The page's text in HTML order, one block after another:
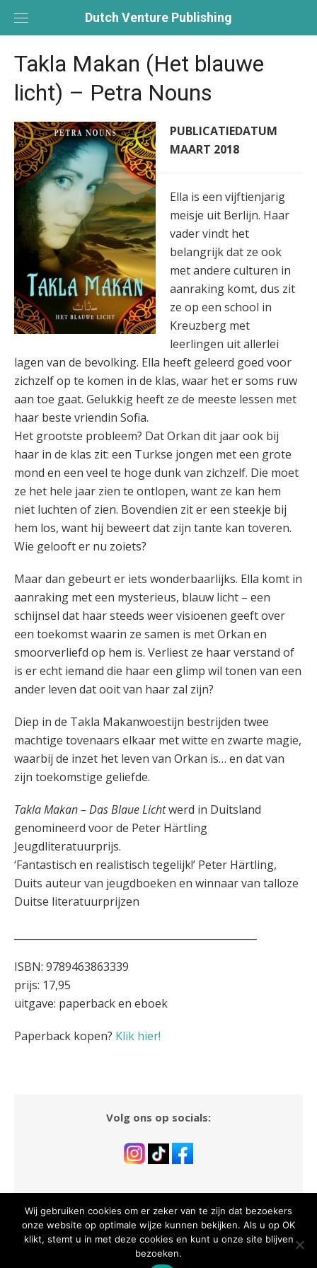
Dutch Venture Publishing
Takla Makan (Het blauwe
licht) – Petra Nouns
PUBLICATIEDATUM
MAART 2018
Ella is een vijftienjarig
meisje uit Berlijn. Haar
vader vindt het
belangrijk dat ze ook
met andere culturen in
aanraking komt, dus zit
ze op een school in
Kreuzberg met
leerlingen uit allerlei
lagen van de bevolking. Ella heeft geleerd goed voor
zichzelf op te komen in de klas, waar het er soms ruw
aan toe gaat. Gelukkig heeft ze de meeste lessen met
haar beste vriendin Sofia.
Het grootste probleem? Dat Orkan dit jaar ook bij
haar in de klas zit: een Turkse jongen met een grote
mond en een veel te hoge dunk van zichzelf. Die moet
ze het hele jaar zien te ontlopen, want ze kan hem
niet luchten of zien. Bovendien zit er een steekje bij
hem los, want hij beweert dat zijn tante kan toveren.
Wie gelooft er nu zoiets?
Maar dan gebeurt er iets wonderbaarlijks. Ella komt in
aanraking met een mysterieus, blauw licht – een
schijnsel dat haar steeds weer visioenen geeft over
een toekomst waarin ze samen is met Orkan en
smoorverliefd op hem is. Verliest ze haar verstand of
is er echt iemand die haar een glimp wil tonen van een
ander leven dat ooit van haar zal zijn?
Diep in de Takla Makanwoestijn bestrijden twee
machtige tovenaars elkaar met witte en zwarte magie,
waarbij de inzet het leven van Orkan is… en dat van
zijn toekomstige geliefde.
Takla Makan – Das Blaue Lichtwerd in Duitsland
genomineerd voor de Peter Härtling
Jeugdliteratuurprijs.
‘Fantastisch en realistisch tegelijk!’ Peter Härtling,
Duits auteur van jeugdboeken en winnaar van talloze
Duitse literatuurprijzen
ISBN: 9789463863339
prijs: 17,95
uitgave: paperback en eboek
Paperback kopen? Klik hier!
Volg ons op socials:
© 2026 Dutch Venture Publishing /
/
Wij gebruiken cookies om er zeker van te zijn dat bezoekers
onze website op optimale wijze kunnen bekijken. Als u op OK
klikt, stemt u in met deze cookies en kunt u onze site blijven
bezoeken.